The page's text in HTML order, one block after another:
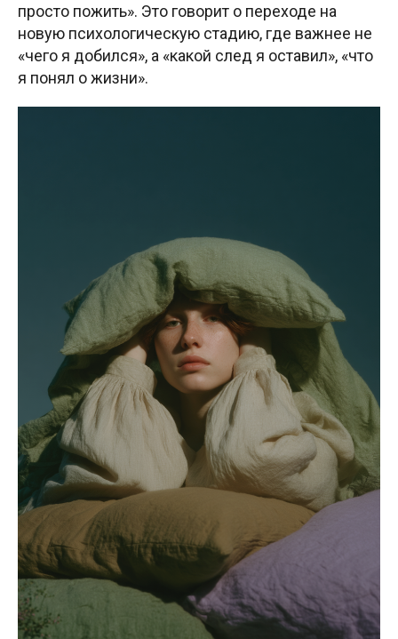
просто пожить». Это говорит о переходе на
новую психологическую стадию, где важнее не
«чего я добился», а «какой след я оставил», «что
я понял о жизни».